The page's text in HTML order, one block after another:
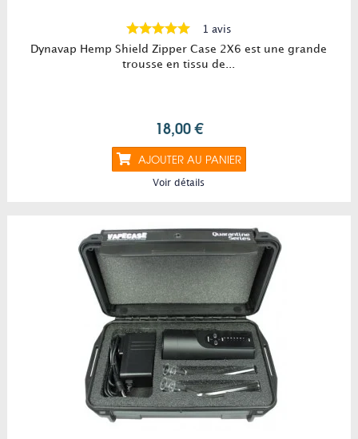
1 avis
Dynavap Hemp Shield Zipper Case 2X6 est une grande
trousse en tissu de...
18,00 €
AJOUTER AU PANIER
Voir détails